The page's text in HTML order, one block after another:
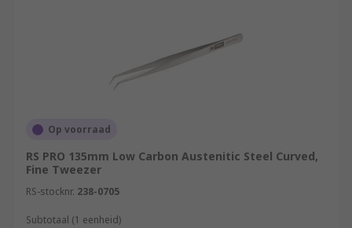
Op voorraad
RS PRO 135mm Low Carbon Austenitic Steel Curved,
Fine Tweezer
RS-stocknr. 238-0705
Subtotaal (1 eenheid)